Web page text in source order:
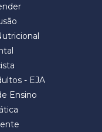
- EJA
Ensino